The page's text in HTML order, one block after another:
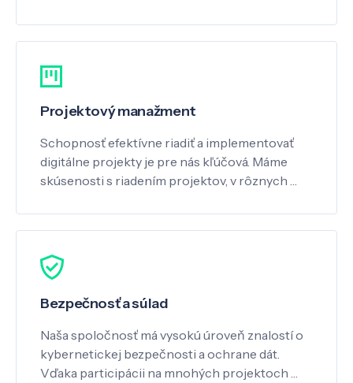
Projektový manažment
Schopnosť efektívne riadiť a implementovať
digitálne projekty je pre nás kľúčová. Máme
skúsenosti s riadením projektov, v rôznych …
Bezpečnosť a súlad
Naša spoločnosť má vysokú úroveň znalostí o
kybernetickej bezpečnosti a ochrane dát.
Vďaka participácii na mnohých projektoch …